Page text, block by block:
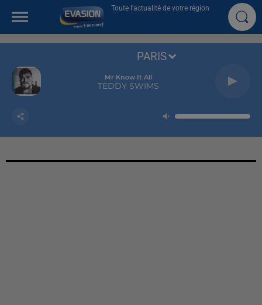
Toute l'actualité de votre région
Mr Know It All
TEDDY SWIMS
PARIS